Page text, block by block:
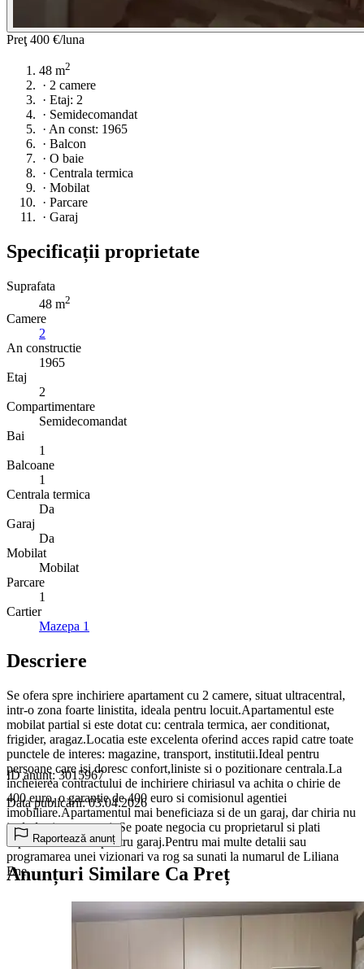
Preţ 400 €/luna
48 m2
· 2 camere
· Etaj: 2
· Semidecomandat
· An const: 1965
· Balcon
· O baie
· Centrala termica
· Mobilat
· Parcare
· Garaj
Specificații proprietate
Suprafata
48 m2
Camere
2
An constructie
1965
Etaj
2
Compartimentare
Semidecomandat
Bai
1
Balcoane
1
Centrala termica
Da
Garaj
Da
Mobilat
Mobilat
Parcare
1
Cartier
Mazepa 1
Descriere
Se ofera spre inchiriere apartament cu 2 camere, situat ultracentral,
intr-o zona foarte linistita, ideala pentru locuit.Apartamentul este
mobilat partial si este dotat cu: centrala termica, aer conditionat,
frigider, aragaz.Locatia este excelenta oferind acces rapid catre toate
punctele de interes: magazine, transport, institutii.Ideal pentru
persoane care isi doresc confort,liniste si o pozitionare centrala.La
incheierea contractului de inchiriere chiriasul va achita o chirie de
400 euro, o garantie de 400 euro si comisionul agentiei
imobiliare.Apartamentul mai beneficiaza si de un garaj, dar chiria nu
include si acest garaj. Se poate negocia cu proprietarul si plati
suplimentar chiria pentru garaj.Pentru mai multe detalii sau
programarea unei vizionari va rog sa sunati la numarul de Liliana
Ene.
ID anunț: 3015967
Data publicării: 03.04.2026
Raportează anunț
Anunțuri Similare Ca Preț